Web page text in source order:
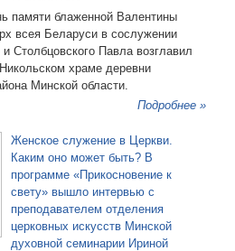
памяти блаженной Валентины
всея Беларуси в сослужении
Столбцовского Павла возглавил
храме деревни
Минской области.
Подробнее »
Женское служение в Церкви.
Каким оно может быть? В
программе «Прикосновение к
свету» вышло интервью с
преподавателем отделения
церковных искусств Минской
духовной семинарии Ириной